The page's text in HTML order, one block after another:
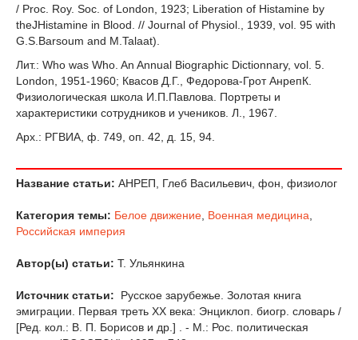
/ Proc. Roy. Soc. of London, 1923; Liberation of Histamine by
theJHistamine in Blood. // Journal of Physiol., 1939, vol. 95 with
G.S.Barsoum and M.Talaat).
Лит.: Who was Who. An Annual Biographic Dictionnary, vol. 5.
London, 1951-1960; Квасов Д.Г., Федорова-Грот АнрепК.
Физиологическая школа И.П.Павлова. Портреты и
характеристики сотрудников и учеников. Л., 1967.
Арх.: РГВИА, ф. 749, оп. 42, д. 15, 94.
Название статьи: АНРЕП, Глеб Васильевич, фон, физиолог
Категория темы: Белое движение, Военная медицина,
Российская империя
Автор(ы) статьи: Т. Ульянкина
Источник статьи:
Русское зарубежье. Золотая книга
эмиграции. Первая треть XX века: Энциклоп. биогр. словарь /
[Ред. кол.: В. П. Борисов и др.] . - М.: Рос. политическая